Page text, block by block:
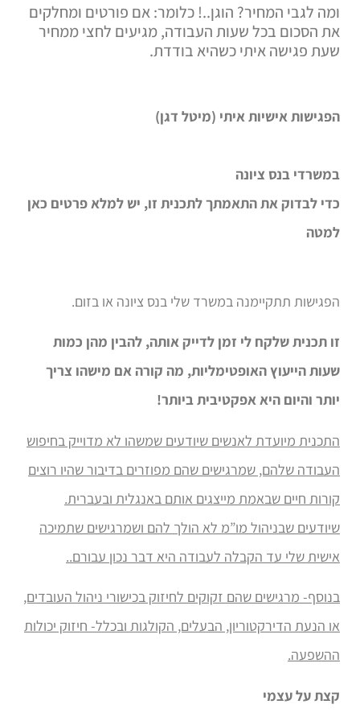
ומה לגבי המחיר? הוגן..! כלומר: אם פורטים ומחלקים
את הסכום בכל שעות העבודה, מגיעים לחצי ממחיר
שעת פגישה איתי כשהיא בודדת.
הפגישות אישיות איתי (מיטל דגן)
במשרדי בנס ציונה
כדי לבדוק את התאמתך לתכנית זו, יש למלא פרטים כאן
למטה
הפגישות תתקיימנה במשרד שלי בנס ציונה או בזום.
זו תכנית שלקח לי זמן לדייק אותה, להבין מהן כמות
שעות הייעוץ האופטימליות, מה קורה אם מישהו צריך
יותר והיום היא אפקטיבית ביותר!
התכנית מיועדת לאנשים שיודעים שמשהו לא מדוייק בחיפוש
העבודה שלהם, שמרגישים שהם מפוזרים בדיבור שהיו רוצים
קורות חיים שבאמת מייצגים אותם באנגלית ובעברית.
שיודעים שבניהול מו”מ לא הולך להם ושמרגישים שתמיכה
אישית שלי עד הקבלה לעבודה היא דבר נכון עבורם..
בנוסף- מרגישים שהם זקוקים לחיזוק בכישורי ניהול העובדים,
או הנעת הדירקטוריון, הבעלים, הקולגות ובכלל- חיזוק יכולות
ההשפעה.
קצת על עצמי